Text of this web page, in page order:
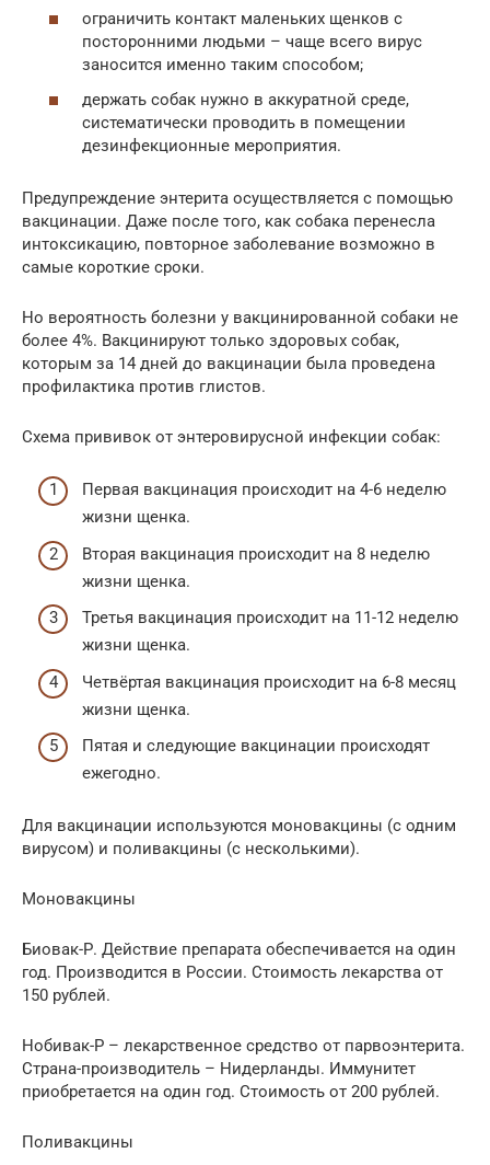
ограничить контакт маленьких щенков с
посторонними людьми – чаще всего вирус
заносится именно таким способом;
держать собак нужно в аккуратной среде,
систематически проводить в помещении
дезинфекционные мероприятия.
Предупреждение энтерита осуществляется с помощью
вакцинации. Даже после того, как собака перенесла
интоксикацию, повторное заболевание возможно в
самые короткие сроки.
Но вероятность болезни у вакцинированной собаки не
более 4%. Вакцинируют только здоровых собак,
которым за 14 дней до вакцинации была проведена
профилактика против глистов.
Схема прививок от энтеровирусной инфекции собак:
Первая вакцинация происходит на 4-6 неделю
жизни щенка.
Вторая вакцинация происходит на 8 неделю
жизни щенка.
Третья вакцинация происходит на 11-12 неделю
жизни щенка.
Четвёртая вакцинация происходит на 6-8 месяц
жизни щенка.
Пятая и следующие вакцинации происходят
ежегодно.
Для вакцинации используются моновакцины (с одним
вирусом) и поливакцины (с несколькими).
Моновакцины
Биовак-Р. Действие препарата обеспечивается на один
год. Производится в России. Стоимость лекарства от
150 рублей.
Нобивак-Р – лекарственное средство от парвоэнтерита.
Страна-производитель – Нидерланды. Иммунитет
приобретается на один год. Стоимость от 200 рублей.
Поливакцины